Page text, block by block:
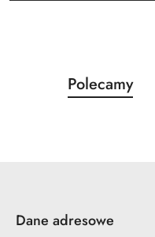
Pomiń karuzelę
Produkty
o
Polecamy
Dane adresowe